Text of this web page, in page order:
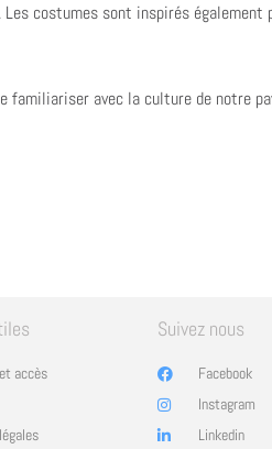
costumes sont inspirés
familiariser avec la culture de notre
accès
Suivez nous
Facebook
Instagram
Linkedin